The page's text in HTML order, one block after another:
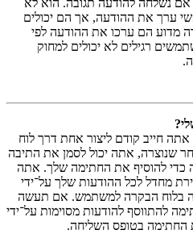
נשלחה להודעה תגובה. הוא לא
ערך את ההודעה, אך הם יכולים
מדוע הם ערכו את ההודעה לפי
רגילים לא יכולים למחוק
חייב קודם ליצור אחת דרך לוח
שנוצרה, אתה יכול לסמן את התיבה
כדי להוסיף את החתימה שלך. אתה
מחדל לכל ההודעות שלך על־ידי
בלוח הבקרה למשתמש. אם תעשה
להתווסף להודעות מסוימות על־ידי
החתימה בטופס השליחה.